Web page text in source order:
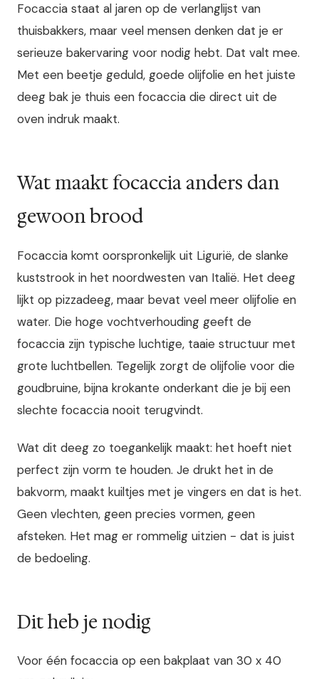
Focaccia staat al jaren op de verlanglijst van
thuisbakkers, maar veel mensen denken dat je er
serieuze bakervaring voor nodig hebt. Dat valt mee.
Met een beetje geduld, goede olijfolie en het juiste
deeg bak je thuis een focaccia die direct uit de
oven indruk maakt.
Wat maakt focaccia anders dan
gewoon brood
Focaccia komt oorspronkelijk uit Ligurië, de slanke
kuststrook in het noordwesten van Italië. Het deeg
lijkt op pizzadeeg, maar bevat veel meer olijfolie en
water. Die hoge vochtverhouding geeft de
focaccia zijn typische luchtige, taaie structuur met
grote luchtbellen. Tegelijk zorgt de olijfolie voor die
goudbruine, bijna krokante onderkant die je bij een
slechte focaccia nooit terugvindt.
Wat dit deeg zo toegankelijk maakt: het hoeft niet
perfect zijn vorm te houden. Je drukt het in de
bakvorm, maakt kuiltjes met je vingers en dat is het.
Geen vlechten, geen precies vormen, geen
afsteken. Het mag er rommelig uitzien - dat is juist
de bedoeling.
Dit heb je nodig
Voor één focaccia op een bakplaat van 30 x 40